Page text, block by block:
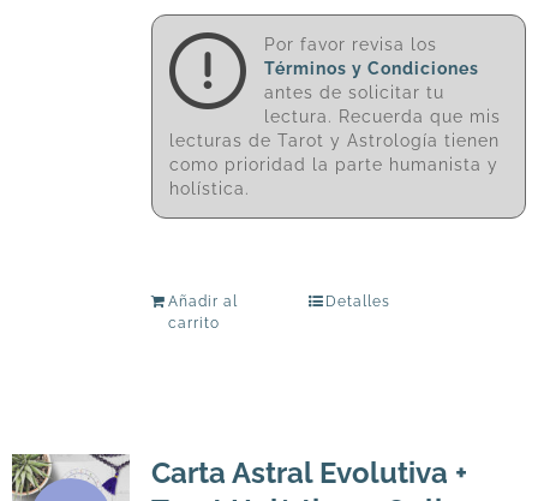
Por favor revisa los
Términos y Condiciones
antes de solicitar tu
lectura. Recuerda que mis
lecturas de Tarot y Astrología tienen
como prioridad la parte humanista y
holística.
Añadir al
carrito
Detalles
Carta Astral Evolutiva +